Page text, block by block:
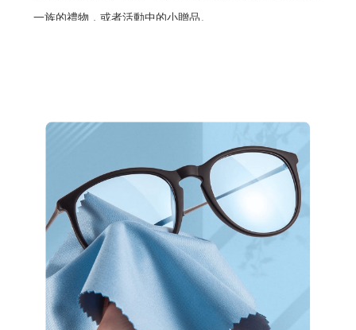
一族的禮物，或者活動中的小贈品。